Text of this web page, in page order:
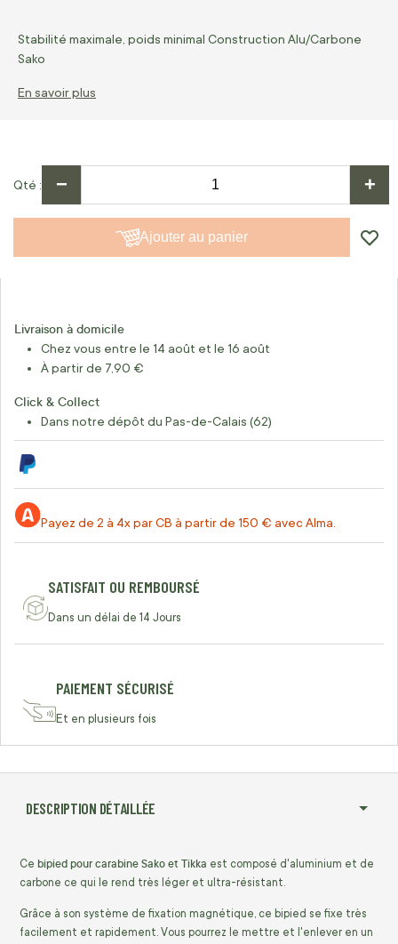
Stabilité maximale, poids minimal Construction Alu/Carbone
Sako
En savoir plus
Qté − +
Ajouter au panier
Livraison à domicile
Chez vous entre le 14 août et le 16 août
À partir de 7,90 €
Click & Collect
Dans notre dépôt du Pas-de-Calais (62)
Payez de 2 à 4x par CB à partir de 150 € avec Alma.
SATISFAIT OU REMBOURSÉ
Dans un délai de 14 Jours
PAIEMENT SÉCURISÉ
Et en plusieurs fois
DESCRIPTION DÉTAILLÉE
Ce bipied pour carabine Sako et Tikka est composé d'aluminium et de
carbone ce qui le rend très léger et ultra-résistant.
Grâce à son système de fixation magnétique, ce bipied se fixe très
facilement et rapidement. Vous pourrez le mettre et l'enlever en un